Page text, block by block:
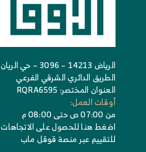
الرياض 14213 – 3096 – حي الريان 6595
الطريق الدائري الشرقي الفرعي
العنوان المختصر: RQRA6595
أوقات العمل:
من 07:00 ص حتى 08:00 م
اضغط هنا للحصول على الاتجاهات
للتقييم عبر منصة قوقل ماب